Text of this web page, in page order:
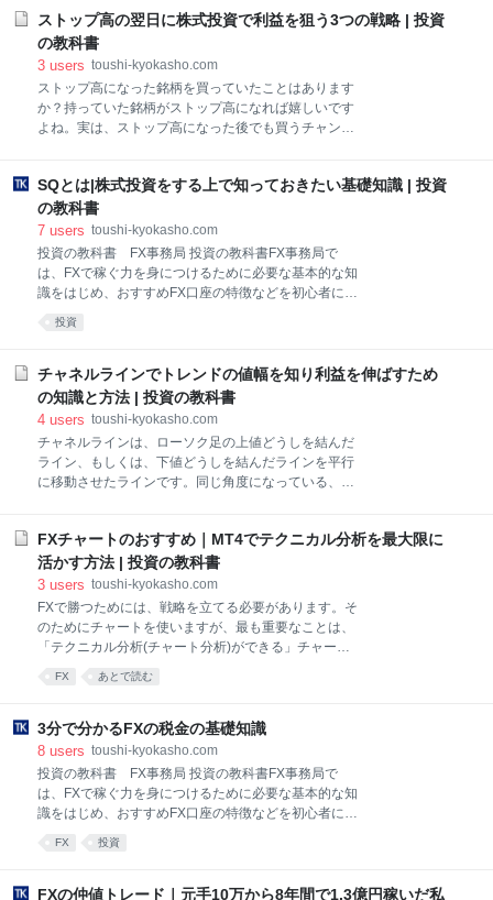
を実施している企業ほど、優待目当てで権利付最終日
に向けて値上がりしていくという傾向があります。 下
のグラ
金で入金決済します。 しかし、即金規制が実施される
と、買い付け代金が現金で即日徴収されることになり
ます。つまり、即金規制がかかると現金徴収のみにな
るので、証券口座に預けている額の分までしか取引で
きなくなり、信用買いもできなくなります。 売り注文
を出していた側は、売注文が約定しても、3日後に入
値注文だけになる 即金規制の時は、発注の際に成り行
き注文が利用できずに指値注文だけになります。その
ため、証券会社によってはインターネットからの発注
ができ
ストップ高の翌日に株式投資で利益を狙う3つの戦略 | 投資
の教科書
3 users toushi-kyokasho.com
ストップ高になった銘柄を買っていたことはあります
か？持っていた銘柄がストップ高になれば嬉しいです
よね。実は、ストップ高になった後でも買うチャンス
す。 ストップ高になった銘柄で、翌日も値上がりが期
待できる銘柄の見分け方 ストップ高になった銘柄を買
って、翌日に売却して利益を得る方法 この方法を知る
ことで、株式投資の幅が広がります。ぜひ、参考にし
て下さい。 柳橋義昭 兼業投資家。 証券会社在籍時に
営業、ディーラー、ネット株部門の立ち上げを行い、
IPOの業務の経験を活かし、2008年に独自の投資手法
資にて利益を積み上げる。 また、これまで述べ20,000
人の投資家に自身の投資手法を伝授。 著書に、
SQとは|株式投資をする上で知っておきたい基礎知識 | 投資
の教科書
7 users toushi-kyokasho.com
投資の教科書 FX事務局 投資の教科書FX事務局で
は、FXで稼ぐ力を身につけるために必要な基本的な知
識をはじめ、おすすめFX口座の特徴などを初心者にも
わかりやすくお伝えしています。 1.SQは未決済ポジシ
ョンを自動的に決済する指数 冒頭でもお伝えした通
で、日本語では「特別清算指数」と言います。 それで
は、いったい何を清算するのでしょうか？ 本来、例え
ば日経平均先物取引の2020年3月限(ぎり)の期日は3月
15分までに手動で決済する必要があります。しかし、
様々な思惑で、あえて決済しない機関投資家や個人投
資家がたくさんいます。 このような、先物取引やオプ
ジションを、最終的にはみんなと同じ価格で特別に清
算（決済）するための指数（価
投資
チャネルラインでトレンドの値幅を知り利益を伸ばすため
の知識と方法 | 投資の教科書
4 users toushi-kyokasho.com
チャネルラインは、ローソク足の上値どうしを結んだ
ライン、もしくは、下値どうしを結んだラインを平行
に移動させたラインです。同じ角度になっている、2
てくれます。 トレンドの方向性や強さ トレンドの中の
反転ポイント（押し目と戻し目） ブレイク後に値がど
こまで動くか（＝値幅） チャネルラインを使いこなせ
るようになれば、あなたのチャート分析のスキルはま
た一段とレベルアップします。それは、トレードで勝
てるようになることを意味します。 しっかりと読ん
ーダー。認定テクニカルアナリスト。 本格的にFXを開
に、『最強のFX 1分足スキャルピング』『最強のFX
15分足デイトレード』（共に、日本実業出版社）が
FXチャートのおすすめ｜MT4でテクニカル分析を最大限に
活かす方法 | 投資の教科書
3 users toushi-kyokasho.com
FXで勝つためには、戦略を立てる必要があります。そ
のためにチャートを使いますが、最も重要なことは、
「テクニカル分析(チャート分析)ができる」チャート
を選ぶことです。では、どのようなチャートを使えば
利益につながるテクニカル分析ができるでしょうか？
もいるでしょう。しかし、チャートツールにより使用
感は全く異なります。チャートを選ぶ際は、次の2つ
をよく考えることがポイントです。 テクニカル分析が
ストレスなく行なえること 自分に合ったものを使う チ
ャートは、お金を稼ぐためのツールですので、良いも
でき、自分に合ったものを使うことは最低限の条件だ
しかしたら、今使っているチャートを使いこなせてい
FX あとで読む
3分で分かるFXの税金の基礎知識
8 users toushi-kyokasho.com
投資の教科書 FX事務局 投資の教科書FX事務局で
は、FXで稼ぐ力を身につけるために必要な基本的な知
識をはじめ、おすすめFX口座の特徴などを初心者にも
わかりやすくお伝えしています。 1.FXの税金の基礎知
識 FXで利益をあげると、給与所得や事業所得などの他
の利益でも、株式の場合は特定口座では証券会社が源
FX 投資
FXの仲値トレード｜元手10万から8年間で1.3億円稼いだ私